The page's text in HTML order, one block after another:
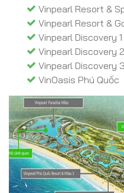
Vinpearl Resort &
Vinpearl Resort &
Vinpearl Discovery
Vinpearl Discovery
Vinpearl Discovery
VinOasis Phú Quốc